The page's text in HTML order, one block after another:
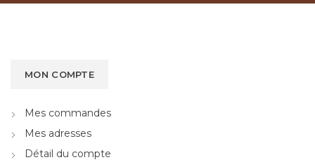
MON COMPTE
Mes commandes
Mes adresses
Détail du compte